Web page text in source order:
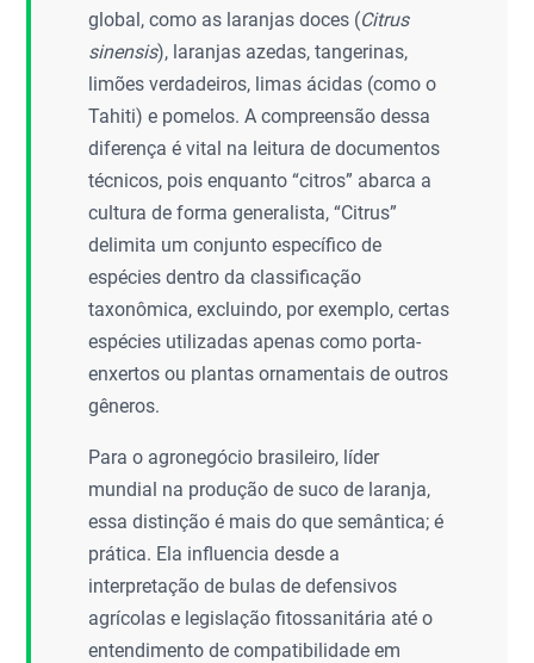
global, como as laranjas doces (Citrus
sinensis), laranjas azedas, tangerinas,
limões verdadeiros, limas ácidas (como o
Tahiti) e pomelos. A compreensão dessa
diferença é vital na leitura de documentos
técnicos, pois enquanto “citros” abarca a
cultura de forma generalista, “Citrus”
delimita um conjunto específico de
espécies dentro da classificação
taxonômica, excluindo, por exemplo, certas
espécies utilizadas apenas como porta-
enxertos ou plantas ornamentais de outros
gêneros.
Para o agronegócio brasileiro, líder
mundial na produção de suco de laranja,
essa distinção é mais do que semântica; é
prática. Ela influencia desde a
interpretação de bulas de defensivos
agrícolas e legislação fitossanitária até o
entendimento de compatibilidade em